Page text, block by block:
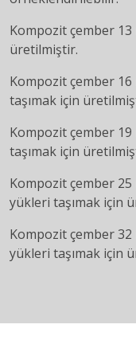
Kompozit çember 13
üretilmiştir.
Kompozit çember
taşımak için
Kompozit çember
taşımak için
Kompozit çember
yükleri taşımak için
Kompozit çember
yükleri taşımak için